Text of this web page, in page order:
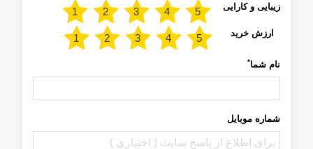
زیبایی و کارایی
ارزش خرید
نام شما*
شماره موبایل